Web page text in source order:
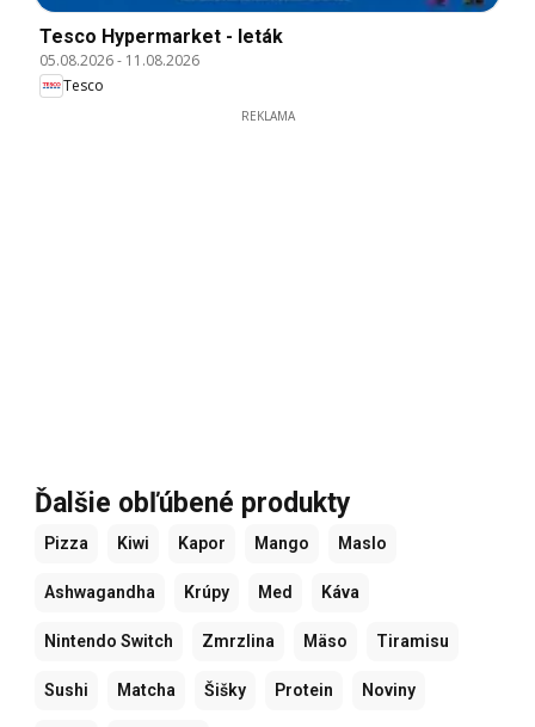
Tesco Hypermarket - leták
05.08.2026- 11.08.2026
Tesco
REKLAMA
Ďalšie obľúbené produkty
Pizza Kiwi Kapor Mango Maslo
Ashwagandha Krúpy Med Káva
Nintendo Switch Zmrzlina Mäso Tiramisu
Sushi Matcha Šišky Protein Noviny